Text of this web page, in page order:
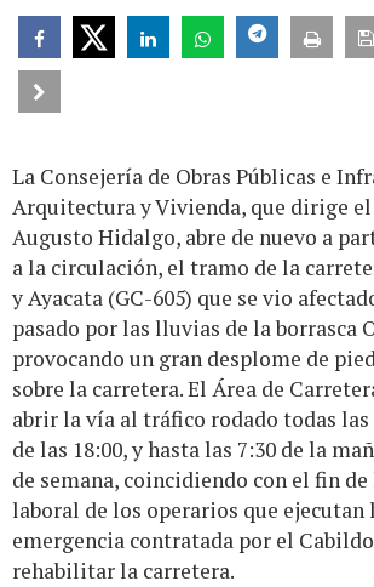
La Consejería de Obras Públicas e
Arquitectura y Vivienda, que dirige
Augusto Hidalgo, abre de nuevo a
a la circulación, el tramo de la
y Ayacata (GC-605) que se vio
pasado por las lluvias de la borrasca
provocando un gran desplome de
sobre la carretera. El Área de
abrir la vía al tráfico rodado todas
de las 18:00, y hasta las 7:30 de la
de semana, coincidiendo con el fin
laboral de los operarios que ejecutan
emergencia contratada por el
rehabilitar la carretera.